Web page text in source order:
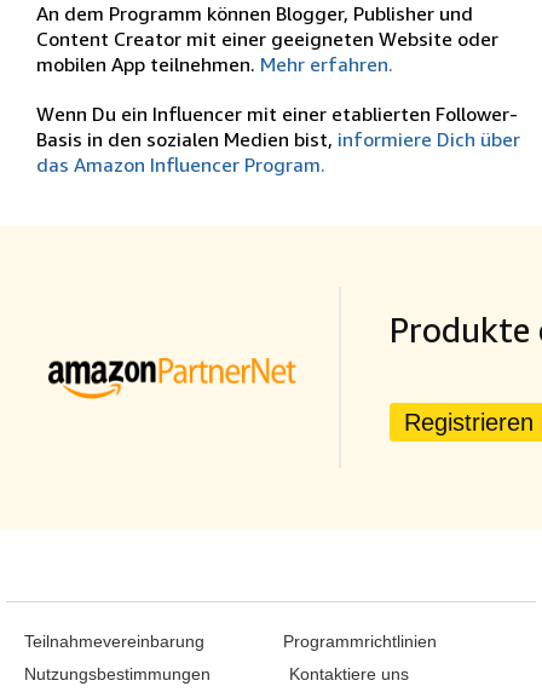
An dem Programm können Blogger, Publisher und
Content Creator mit einer geeigneten Website oder
mobilen App teilnehmen. Mehr erfahren.
Wenn Du ein Influencer mit einer etablierten Follower-
Basis in den sozialen Medien bist, informiere Dich über
das Amazon Influencer Program.
Produkte
Registrieren
Teilnahmevereinbarung
Programmrichtlinien
Nutzungsbestimmungen
Kontaktiere uns